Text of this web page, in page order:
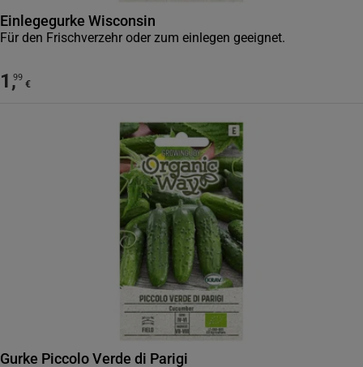
Einlegegurke Wisconsin
Für den Frischverzehr oder zum einlegen geeignet.
1,99
€
Gurke Piccolo Verde di Parigi